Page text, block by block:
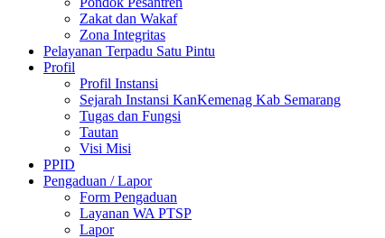
Zakat dan Wakaf
Zona Integritas
Pelayanan Terpadu Satu Pintu
Profil
Profil Instansi
Sejarah Instansi KanKemenag Kab Semarang
Tugas dan Fungsi
Tautan
Visi Misi
PPID
Pengaduan / Lapor
Form Pengaduan
Layanan WA PTSP
Lapor